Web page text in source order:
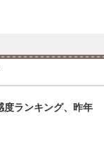
度ランキング、昨年